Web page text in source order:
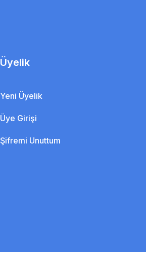
Üyelik
Yeni Üyelik
Üye Girişi
Şifremi Unuttum